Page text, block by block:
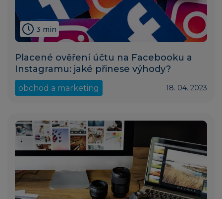
3 min
Placené ověření účtu na Facebooku a
Instagramu: jaké přinese výhody?
obchod a marketing 18. 04. 2023